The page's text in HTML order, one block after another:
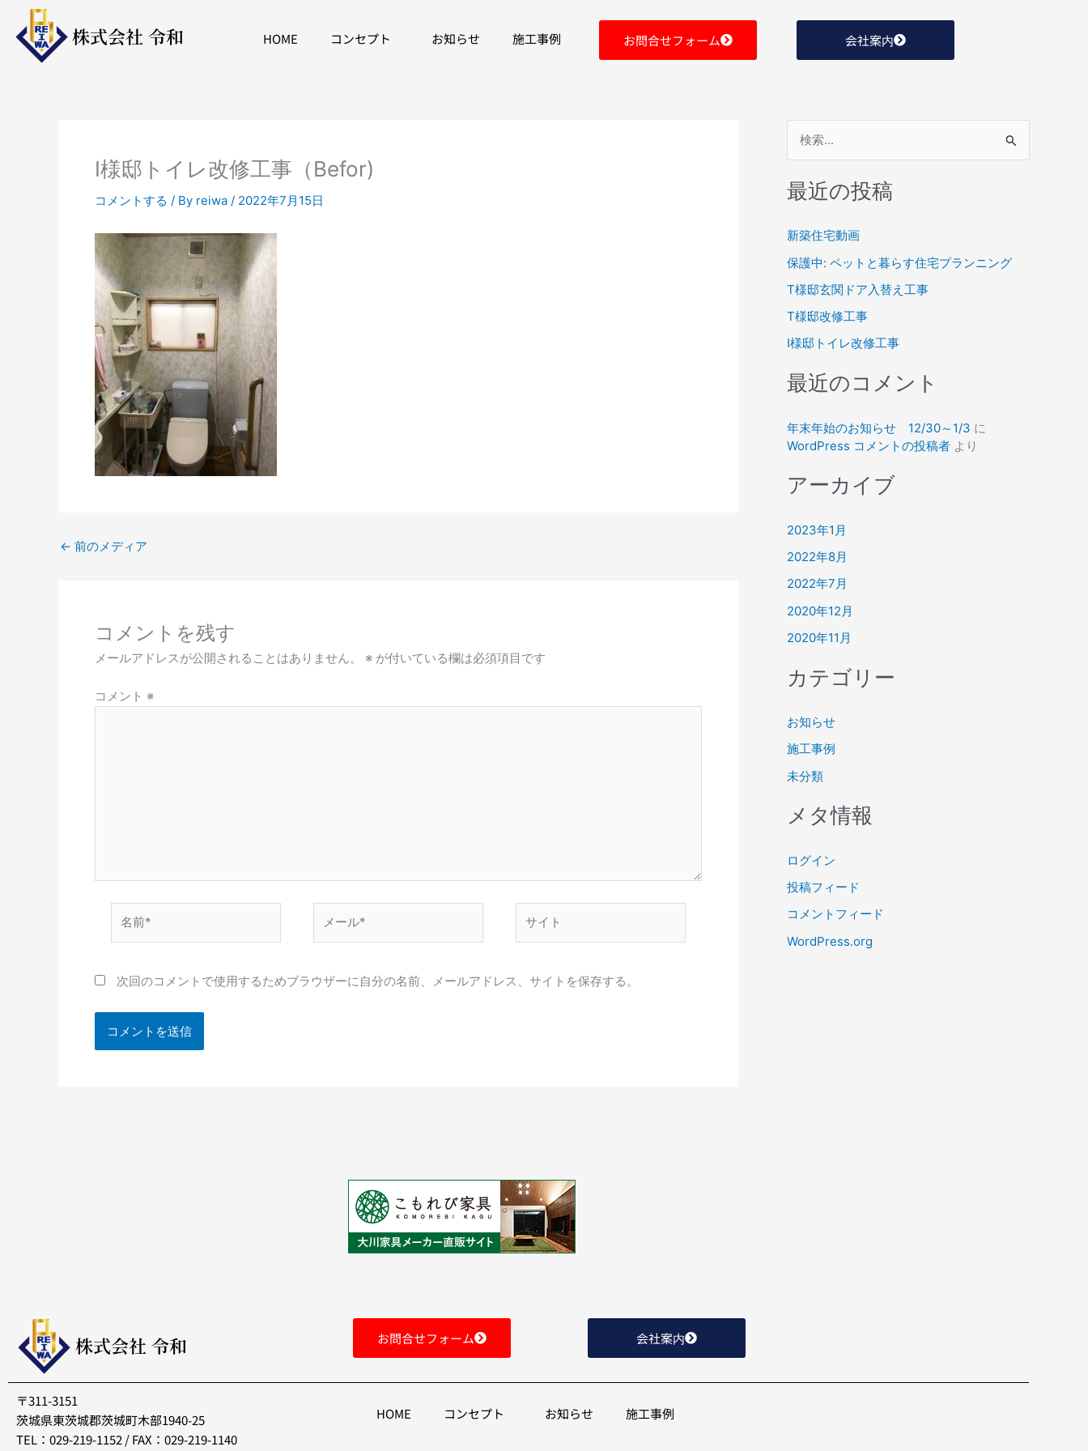
株式会社 令和 HOME コンセプト お知らせ 施工事例 お問合せフォーム 会社案内
I様邸トイレ改修工事（Befor)
コメントする / By reiwa / 2022年7月15日
← 前のメディア
コメントを残す
メールアドレスが公開されることはありません。 ※ が付いている欄は必須項目です
コメント ※
ー
次回のコメントで使用するためブラウザーに自分の名前、メールアドレス、サイトを保存する。
対
:
最近の投稿
新築住宅動画
保護中: ペットと暮らす住宅プランニング
T様邸玄関ドア入替え工事
T様邸改修工事
I様邸トイレ改修工事
最近のコメント
年末年始のお知らせ 12/30～1/3 に
WordPress コメントの投稿者 より
アーカイブ
2023年1月
2022年8月
2022年7月
2020年12月
2020年11月
カテゴリー
お知らせ
施工事例
未分類
メタ情報
ログイン
投稿フィード
コメントフィード
WordPress.org
株式会社 令和 お問合せフォーム 会社案内
〒311-3151
茨城県東茨城郡茨城町木部1940-25
TEL：029-219-1152 / FAX：029-219-1140
HOME コンセプト お知らせ 施工事例